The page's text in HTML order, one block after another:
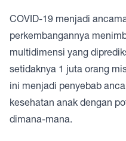
COVID-19 menjadi
perkembangannya
multidimensi yang
setidaknya 1 juta orang
ini menjadi penyebab
kesehatan anak dengan
dimana-mana.